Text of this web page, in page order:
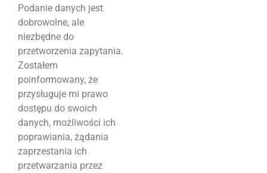
Podanie danych jest
dobrowolne, ale
niezbędne do
przetworzenia zapytania.
Zostałem
poinformowany, że
przysługuje mi prawo
dostępu do swoich
danych, możliwości ich
poprawiania, żądania
zaprzestania ich
przetwarzania przez